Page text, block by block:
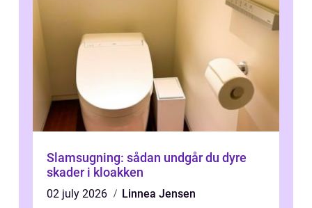
Slamsugning: sådan undgår du dyre
skader i kloakken
02 july 2026
Linnea Jensen